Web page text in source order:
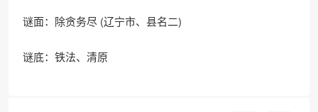
谜面：除贪务尽 (辽宁市、县名二)
谜底：铁法、清原